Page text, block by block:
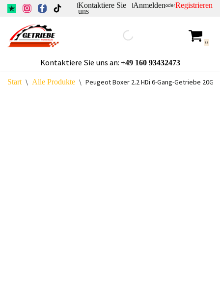
Inhalt
springen
|Kontaktiere Sie
uns
|AnmeldenoderRegistrieren
0
Kontaktiere Sie uns an: +49160 93432473
Start \ Alle Produkte \ Peugeot Boxer 2.2 HDi 6-Gang-Getriebe